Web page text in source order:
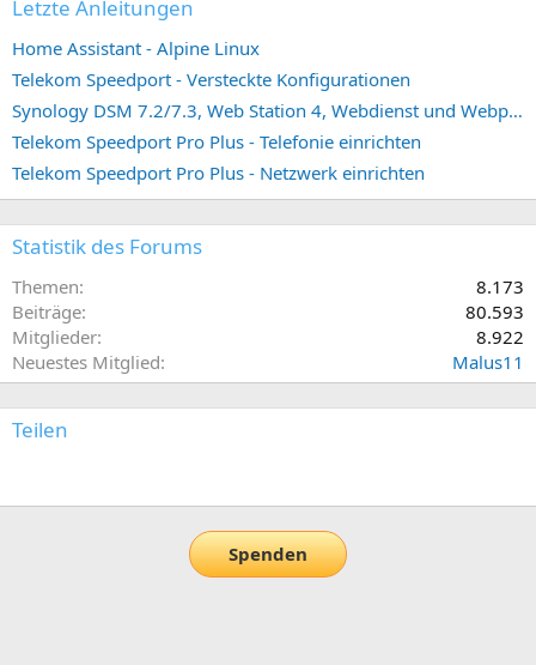
Letzte Anleitungen
Home Assistant - Alpine Linux
Telekom Speedport - Versteckte Konfigurationen
Synology DSM 7.2/7.3, Web Station 4, Webdienst und Webportal erstellen (ehemals vHost)
Telekom Speedport Pro Plus - Telefonie einrichten
Telekom Speedport Pro Plus - Netzwerk einrichten
Statistik des Forums
Themen
8.173
Beiträge
80.593
Mitglieder
8.922
Neuestes Mitglied
Malus11
Teilen
Spenden